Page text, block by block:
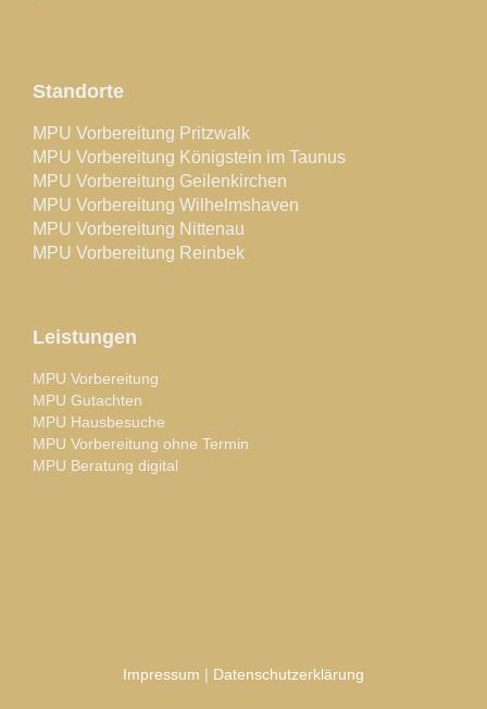
Standorte
MPU Vorbereitung Pritzwalk
MPU Vorbereitung Königstein im Taunus
MPU Vorbereitung Geilenkirchen
MPU Vorbereitung Wilhelmshaven
MPU Vorbereitung Nittenau
MPU Vorbereitung Reinbek
Leistungen
MPU Vorbereitung
MPU Gutachten
MPU Hausbesuche
MPU Vorbereitung ohne Termin
MPU Beratung digital
Impressum Datenschutzerklärung